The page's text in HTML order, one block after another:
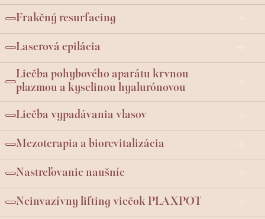
Frakčný resurfacing
Laserová epilácia
Liečba pohybového aparátu krvnou
plazmou a kyselinou hyalurónovou
Liečba vypadávania vlasov
Mezoterapia a biorevitalizácia
Nastreľovanie naušníc
Neinvazívny lifting viečok PLAXPOT